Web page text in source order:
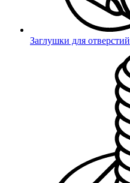
Заглушки для отверстий